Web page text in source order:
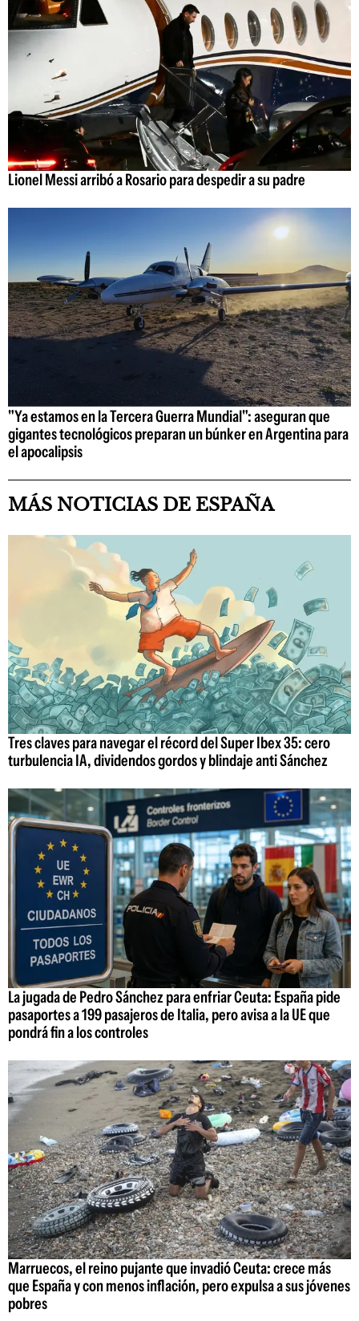
Lionel Messi arribó a Rosario para despedir a su padre
"Ya estamos en la Tercera Guerra Mundial": aseguran que
gigantes tecnológicos preparan un búnker en Argentina para
el apocalipsis
MÁS NOTICIAS DE ESPAÑA
Tres claves para navegar el récord del Super Ibex 35: cero
turbulencia IA, dividendos gordos y blindaje anti Sánchez
La jugada de Pedro Sánchez para enfriar Ceuta: España pide
pasaportes a 199 pasajeros de Italia, pero avisa a la UE que
pondrá fin a los controles
Marruecos, el reino pujante que invadió Ceuta: crece más
que España y con menos inflación, pero expulsa a sus jóvenes
pobres